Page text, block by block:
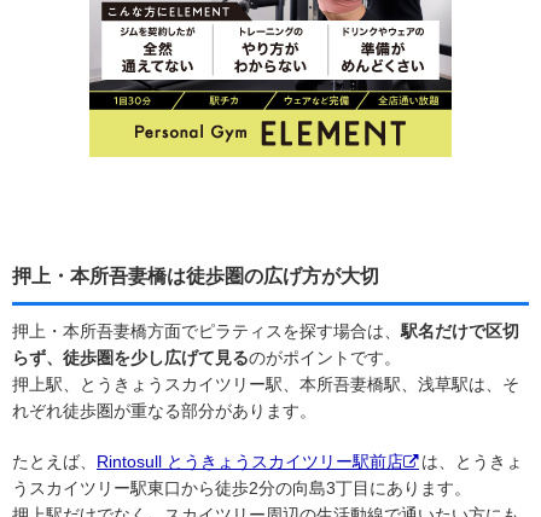
押上・本所吾妻橋は徒歩圏の広げ方が大切
押上・本所吾妻橋方面でピラティスを探す場合は、 駅名だけで区切
らず、徒歩圏を少し広げて見るのがポイントです。
押上駅、とうきょうスカイツリー駅、本所吾妻橋駅、浅草駅は、そ
れぞれ徒歩圏が重なる部分があります。
たとえば、 Rintosull とうきょうスカイツリー駅前店
は、とうきょ
うスカイツリー駅東口から徒歩2分の向島3丁目にあります。